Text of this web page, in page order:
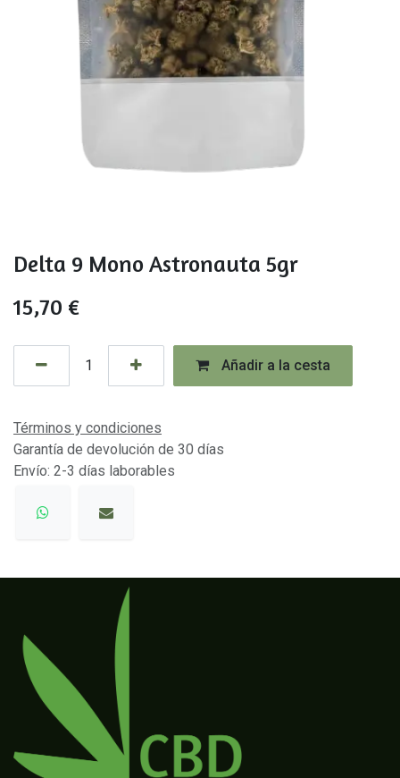
Delta 9 Mono Astronauta 5gr
15,70 €
Añadir a la cesta
Términos y condiciones
Garantía de devolución de 30 días
Envío: 2-3 días laborables